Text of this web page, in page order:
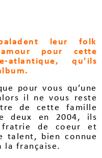
leur folk
pour cette
atlantique, qu’ils
pour vous qu’une
il ne vous reste
de cette famille
deux en 2004, ils
fratrie de coeur et
talent, bien connue
la française.